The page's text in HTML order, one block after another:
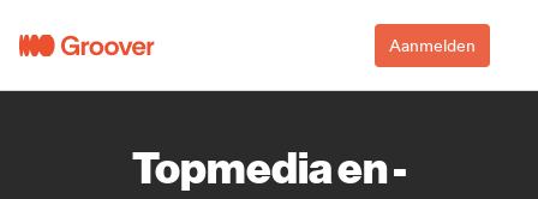
Aanmelden
Topmedia en -